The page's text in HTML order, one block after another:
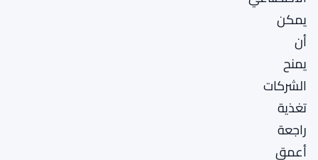
يمكن
أن
يمنح
الشركات
تغذية
راجعة
أعمق